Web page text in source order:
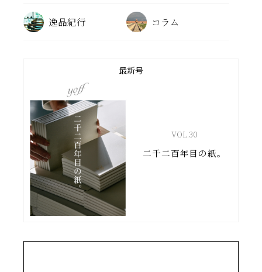
逸品紀行 コラム
最新号
VOL.30
二千二百年目の紙。